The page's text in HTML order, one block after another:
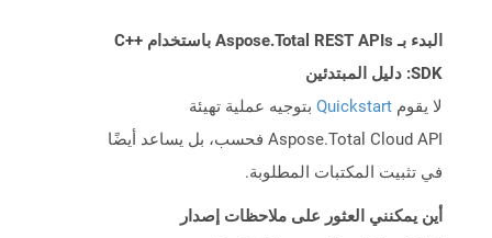
البدء بـ Aspose.Total REST APIs باستخدام C++
SDK: دليل المبتدئين
لا يقوم Quickstart بتوجيه عملية تهيئة
Aspose.Total Cloud API فحسب، بل يساعد أيضًا
في تثبيت المكتبات المطلوبة.
أين يمكنني العثور على ملاحظات إصدار